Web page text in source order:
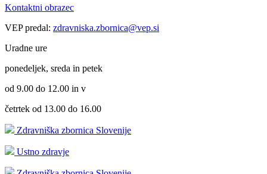
Kontaktni obrazec
VEP predal: zdravniska.zbornica@vep.si
Uradne ure
ponedeljek, sreda in petek
od 9.00 do 12.00 in v
četrtek od 13.00 do 16.00
Zdravniška zbornica Slovenije
Ustno zdravje